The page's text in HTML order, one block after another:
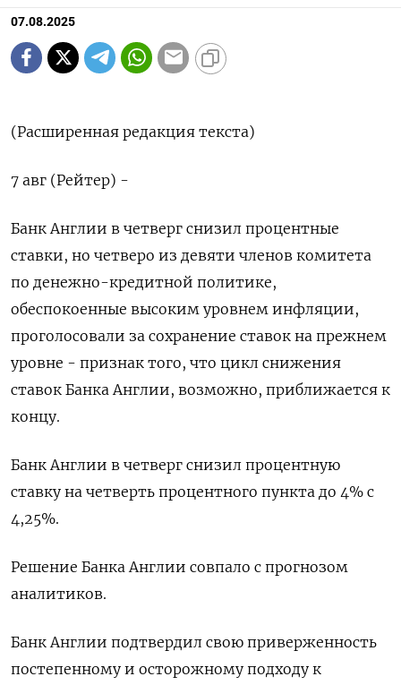
07.08.2025
(Расширенная редакция текста)
7 авг (Рейтер) -
Банк Англии в четверг снизил процентные
ставки, но четверо из девяти членов комитета
по денежно-кредитной политике,
обеспокоенные высоким уровнем инфляции,
проголосовали за сохранение ставок на прежнем
уровне - признак того, что цикл снижения
ставок Банка Англии, возможно, приближается к
концу.
Банк Англии в четверг снизил процентную
ставку на четверть процентного пункта до 4% с
4,25%.
Решение Банка Англии совпало с прогнозом
аналитиков.
Банк Англии подтвердил свою приверженность
постепенному и осторожному подходу к